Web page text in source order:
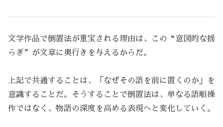
文学作品で倒置法が重宝される理由は、この“意図的な揺
らぎ”が文章に奥行きを与えるからだ。
上記で共通することは、「なぜその語を前に置くのか」を
意識することだ。そうすることで倒置法は、単なる語順操
作ではなく、物語の深度を高める表現へと変化していく。